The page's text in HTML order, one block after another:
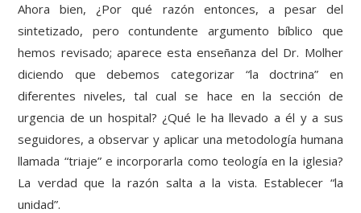
Ahora bien, ¿Por qué razón entonces, a pesar del
sintetizado, pero contundente argumento bíblico que
hemos revisado; aparece esta enseñanza del Dr. Molher
diciendo que debemos categorizar “la doctrina” en
diferentes niveles, tal cual se hace en la sección de
urgencia de un hospital? ¿Qué le ha llevado a él y a sus
seguidores, a observar y aplicar una metodología humana
llamada “triaje” e incorporarla como teología en la iglesia?
La verdad que la razón salta a la vista. Establecer “la
unidad”.